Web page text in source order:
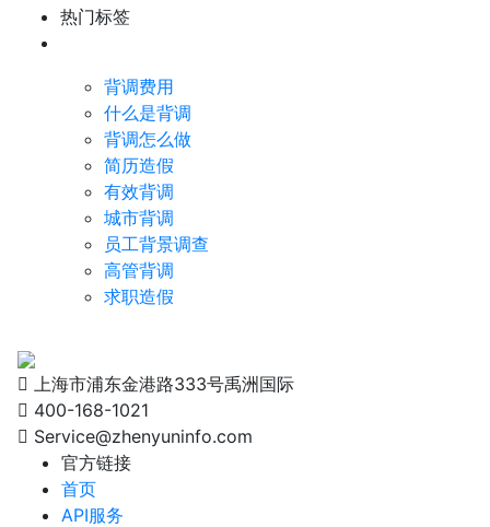
热门标签
背调费用
什么是背调
背调怎么做
简历造假
有效背调
城市背调
员工背景调查
高管背调
求职造假
上海市浦东金港路333号禹洲国际
400-168-1021
Service@zhenyuninfo.com
官方链接
首页
API服务